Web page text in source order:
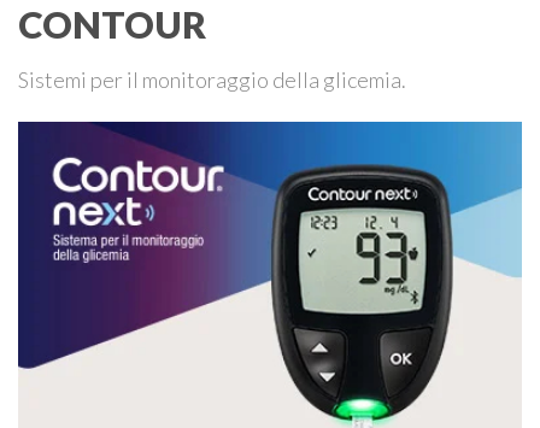
CONTOUR
Sistemi per il monitoraggio della glicemia.